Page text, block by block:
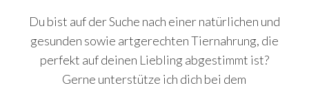
Du bist auf der Suche nach einer natürlichen und
gesunden sowie artgerechten Tiernahrung, die
perfekt auf deinen Liebling abgestimmt ist?
Gerne unterstütze ich dich bei dem